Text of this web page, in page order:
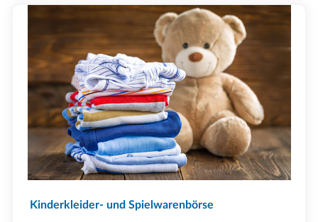
Kinderkleider- und Spielwarenbörse